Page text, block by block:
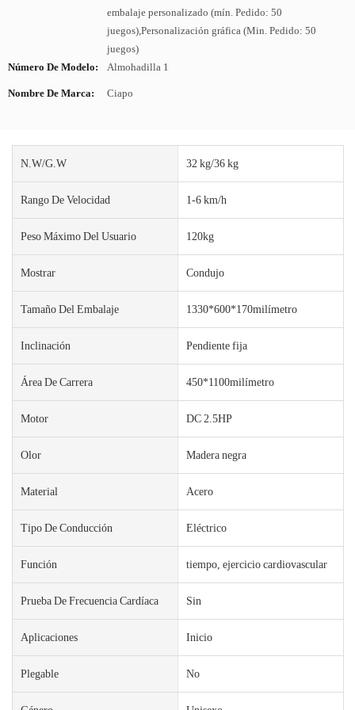
embalaje personalizado (mín. Pedido: 50
juegos),Personalización gráfica (Min. Pedido: 50
juegos)
Número De Modelo:
Almohadilla 1
Nombre De Marca: Ciapo
N.W/G.W 32 kg/36 kg
Rango De Velocidad 1-6 km/h
Peso Máximo Del Usuario 120kg
Mostrar Condujo
Tamaño Del Embalaje 1330*600*170milímetro
Inclinación Pendiente fija
Área De Carrera 450*1100milímetro
Motor DC 2.5HP
Olor Madera negra
Material Acero
Tipo De Conducción Eléctrico
Función tiempo, ejercicio cardiovascular
Prueba De Frecuencia Cardíaca Sin
Aplicaciones Inicio
Plegable No